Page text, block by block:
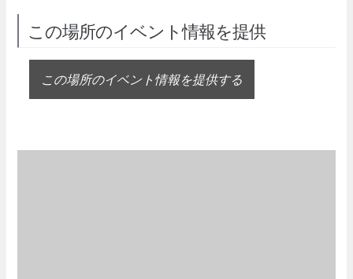
この場所のイベント情報を提供
この場所のイベント情報を提供する